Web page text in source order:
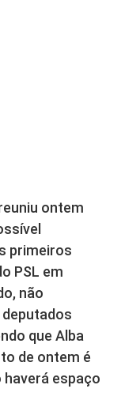
ontem
primeiros
PSL em
não
que Alba
de ontem é
haverá espaço